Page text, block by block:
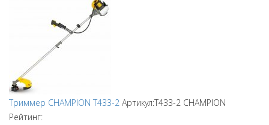
Триммер CHAMPION T433-2 Артикул:T433-2 CHAMPION
Рейтинг: